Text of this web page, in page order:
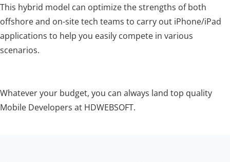
This hybrid model can optimize the strengths of both
offshore and on-site tech teams to carry out iPhone/iPad
applications to help you easily compete in various
scenarios.
Whatever your budget, you can always land top quality
Mobile Developers at HDWEBSOFT.